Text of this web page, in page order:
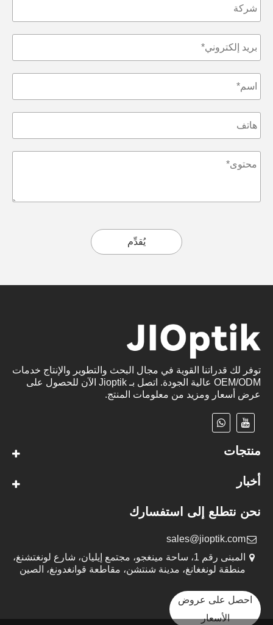
يُقدِّم
توفر لك قدراتنا القوية في مجال البحث والتطوير والإنتاج خدمات
OEM/ODM عالية الجودة. اتصل بـ Jioptik الآن للحصول على
عرض أسعار ومزيد من معلومات المنتج.
منتجات
أخبار
نحن نتطلع إلى استفسارك
sales@jioptik.com
المبنى رقم 1، ساحة مينغجو، مجتمع إيليان، شارع لونغتشنغ،
منطقة لونغغانغ، مدينة شنتشن، مقاطعة قوانغدونغ، الصين
احصل على عروض
الأسعار